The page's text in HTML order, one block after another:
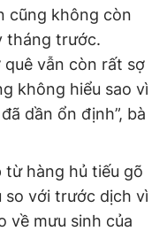
cũng không còn
tháng trước.
vẫn còn rất sợ
không hiểu sao vì
dần ổn định”, bà
từ hàng hủ tiếu gõ
so với trước dịch vì
về mưu sinh của